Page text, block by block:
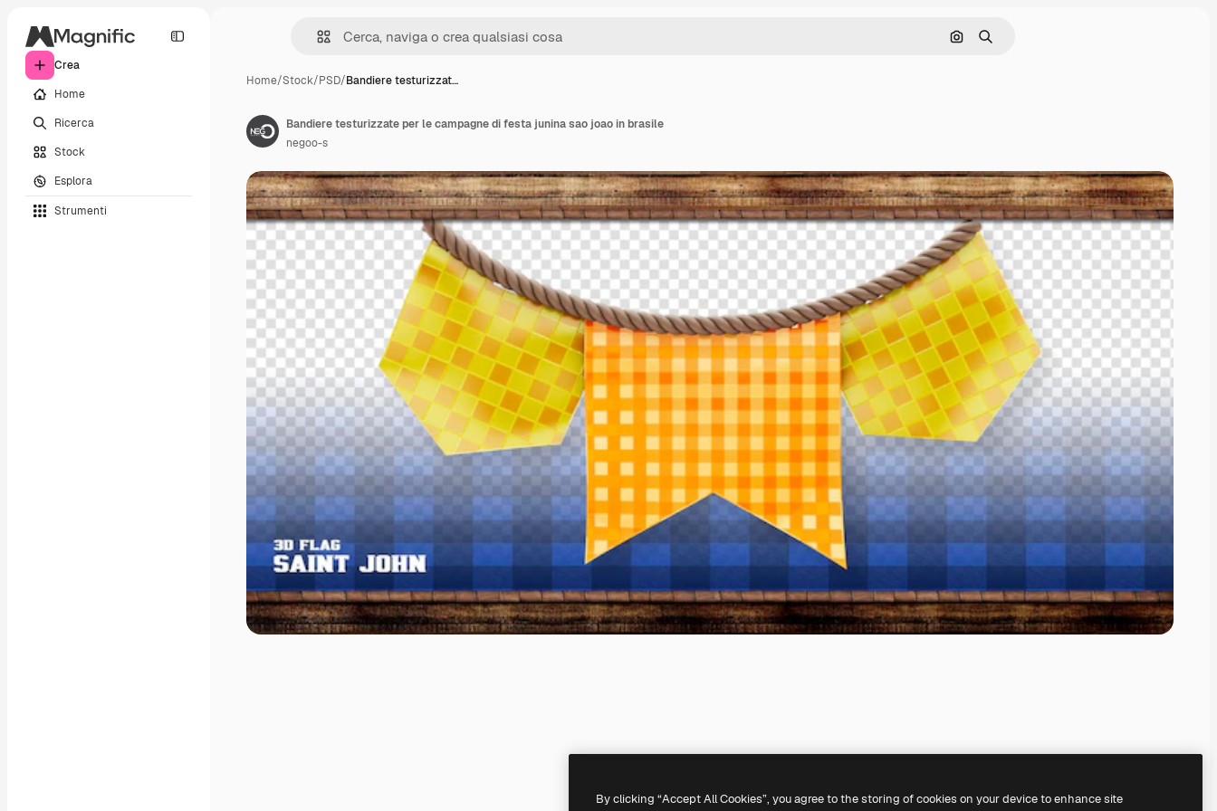
Crea
Home
Ricerca
Stock
Esplora
Strumenti
Cerca per immagine
Ricerca
Home/Stock/PSD/Bandiere testurizzat…
Bandiere testurizzate per le campagne di festa junina sao joao in brasile
negoo-s
By clicking “Accept All Cookies”, you agree to the storing of cookies on your device to enhance site